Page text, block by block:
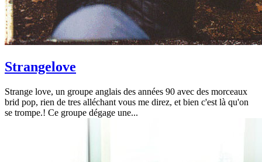
Strangelove
Strange love, un groupe anglais des années 90 avec des morceaux
brid pop, rien de tres alléchant vous me direz, et bien c'est là qu'on
se trompe.! Ce groupe dégage une...